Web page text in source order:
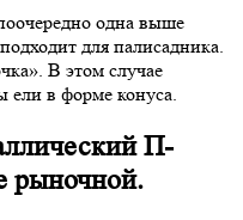
одна выше
для палисадника.
В этом случае
ели в форме конуса.
П-
рыночной.